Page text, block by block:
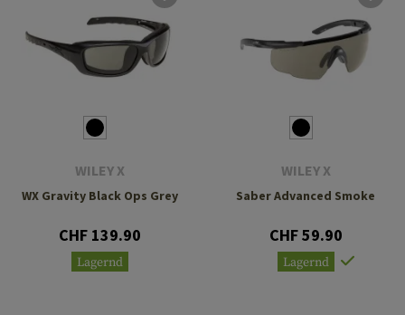
WILEY X
WX Gravity Black Ops Grey
CHF 139.90
Lagernd
WILEY X
Saber Advanced Smoke
CHF 59.90
Lagernd